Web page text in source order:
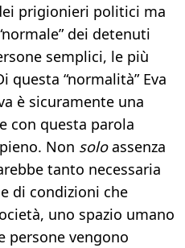
prigionieri politici ma
dei detenuti
semplici, le più
questa “normalità” Eva
è sicuramente una
con questa parola
Non soloassenza
tanto necessaria
di condizioni che
uno spazio umano
persone vengono